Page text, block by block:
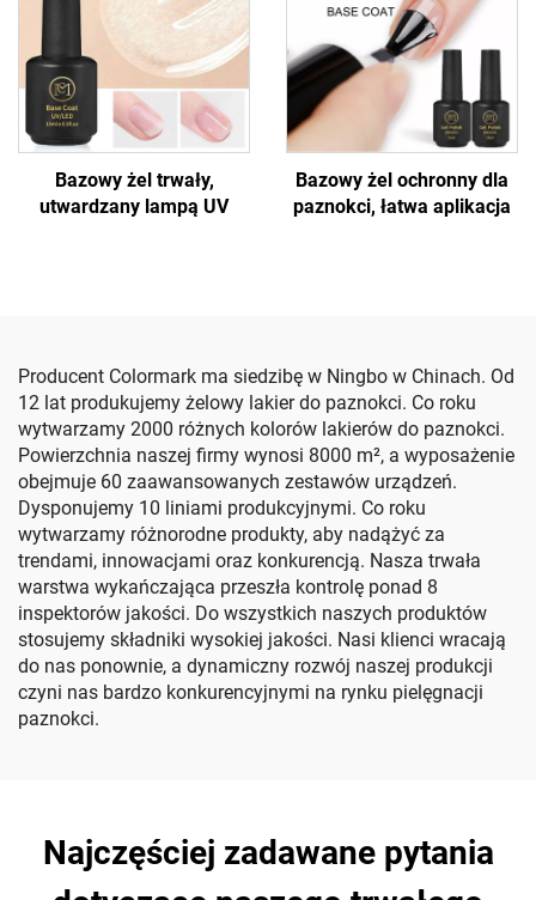
Bazowy żel trwały,
utwardzany lampą UV
Bazowy żel ochronny dla
paznokci, łatwa aplikacja
Producent Colormark ma siedzibę w Ningbo w Chinach. Od
12 lat produkujemy żelowy lakier do paznokci. Co roku
wytwarzamy 2000 różnych kolorów lakierów do paznokci.
Powierzchnia naszej firmy wynosi 8000 m², a wyposażenie
obejmuje 60 zaawansowanych zestawów urządzeń.
Dysponujemy 10 liniami produkcyjnymi. Co roku
wytwarzamy różnorodne produkty, aby nadążyć za
trendami, innowacjami oraz konkurencją. Nasza trwała
warstwa wykańczająca przeszła kontrolę ponad 8
inspektorów jakości. Do wszystkich naszych produktów
stosujemy składniki wysokiej jakości. Nasi klienci wracają
do nas ponownie, a dynamiczny rozwój naszej produkcji
czyni nas bardzo konkurencyjnymi na rynku pielęgnacji
paznokci.
Najczęściej zadawane pytania